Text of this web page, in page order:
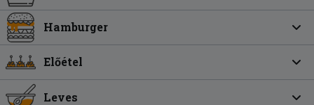
Hamburger
Előétel
Leves